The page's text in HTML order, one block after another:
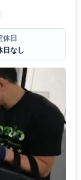
休日
日なし